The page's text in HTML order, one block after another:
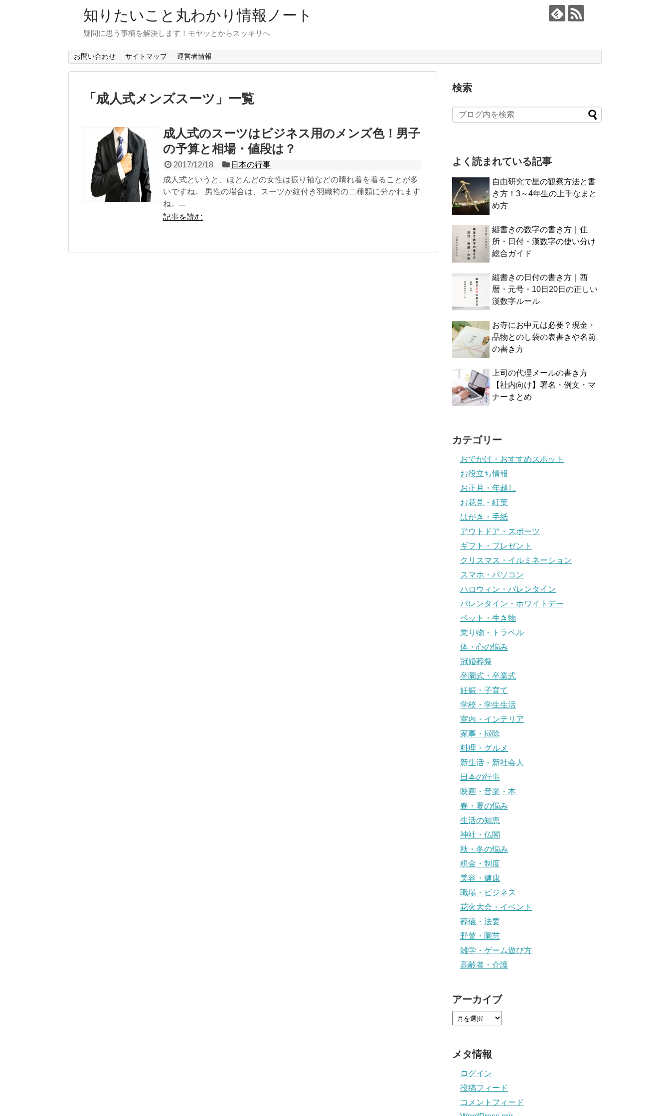
知りたいこと丸わかり情報ノート
疑問に思う事柄を解決します！モヤッとからスッキリへ
お問い合わせ サイトマップ 運営者情報
「 成人式メンズスーツ 」 一覧
成人式のスーツはビジネス用のメンズ色！男子
の予算と相場・値段は？
2017/12/18
日本の行事
成人式というと、ほとんどの女性は振り袖などの晴れ着を着ることが多
いですね。 男性の場合は、スーツか紋付き羽織袴の二種類に分かれます
ね。...
記事を読む
検索
よく読まれている記事
自由研究で星の観察方法と書
き方！3～4年生の上手なまと
め方
縦書きの数字の書き方｜住
所・日付・漢数字の使い分け
総合ガイド
縦書きの日付の書き方｜西
暦・元号・10日20日の正しい
漢数字ルール
お寺にお中元は必要？現金・
品物とのし袋の表書きや名前
の書き方
上司の代理メールの書き方
【社内向け】署名・例文・マ
ナーまとめ
カテゴリー
おでかけ・おすすめスポット
お役立ち情報
お正月・年越し
お花見・紅葉
はがき・手紙
アウトドア・スポーツ
ギフト・プレゼント
クリスマス・イルミネーション
スマホ・パソコン
ハロウィン・バレンタイン
バレンタイン・ホワイトデー
ペット・生き物
乗り物・トラベル
体・心の悩み
冠婚葬祭
卒園式・卒業式
妊娠・子育て
学校・学生生活
室内・インテリア
家事・掃除
料理・グルメ
新生活・新社会人
日本の行事
映画・音楽・本
春・夏の悩み
生活の知恵
神社・仏閣
秋・冬の悩み
税金・制度
美容・健康
職場・ビジネス
花火大会・イベント
葬儀・法要
野菜・園芸
雑学・ゲーム遊び方
高齢者・介護
アーカイブ
メタ情報
ログイン
投稿フィード
コメントフィード